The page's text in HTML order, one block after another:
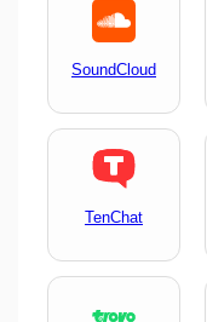
SoundCloud
TenChat